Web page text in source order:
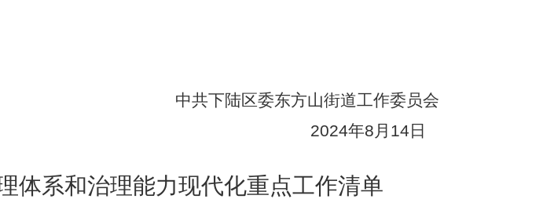
中共下陆区委东方山街道工作委员会
2024年8月14日
体系和治理能力现代化重点工作清单